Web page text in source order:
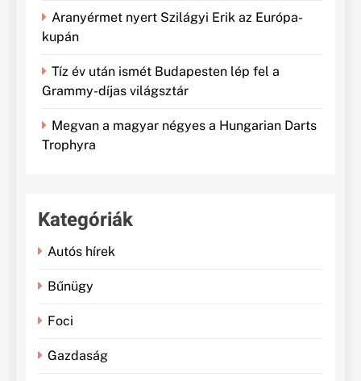
Aranyérmet nyert Szilágyi Erik az Európa-
kupán
Tíz év után ismét Budapesten lép fel a
Grammy-díjas világsztár
Megvan a magyar négyes a Hungarian Darts
Trophyra
Kategóriák
Autós hírek
Bűnügy
Foci
Gazdaság